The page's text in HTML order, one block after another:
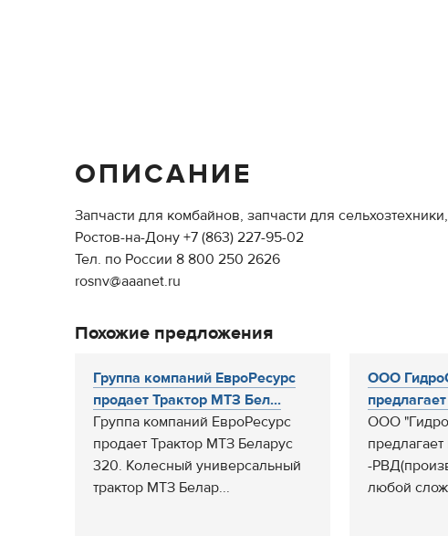
ОПИСАНИЕ
Запчасти для комбайнов, запчасти для
Ростов-на-Дону +7 (863) 227-95-02
Тел. по России 8 800 250 2626
rosnv@aaanet.ru
Похожие предложения
Группа компаний ЕвроРесурс
продает Трактор МТЗ Бел...
Группа компаний ЕвроРесурс
продает Трактор МТЗ Беларус
320. Колесный универсальный
трактор МТЗ Белар...
ООО
ООО
предлагает
-
любой